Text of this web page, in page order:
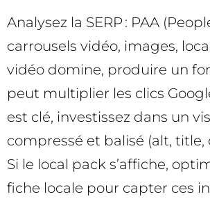
Analysez la SERP : PAA
carrousels vidéo, images,
vidéo domine, produire un
peut multiplier les clics
est clé, investissez dans un
compressé et balisé (alt, title,
Si le local pack s’affiche,
fiche locale pour capter ces